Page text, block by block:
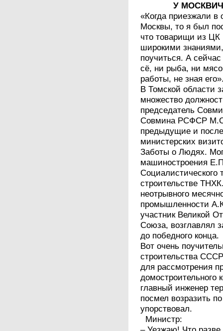
У
«Когда приезжали в
Москвы, то я был
что товарищи из
широкими
поучиться. А
сё, ни рыба, ни
работы, не зная
В Томской области
множество
председатель
Совмина РСФСР
предыдущие и
министерских
Заботы о Людях.
машиностроения
Социалистического
строительстве
неотрывного
промышленности
участник Великой
Союза, возглавлял
до победного конца.
Вот очень
строительства
для рассмотрения
главный инженер
посмел возразить
упорствовал.
Министр: